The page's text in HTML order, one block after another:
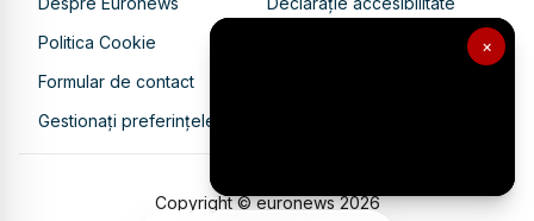
×
Politica Cookie
Politica de confidențialitate
Formular de contact
Gestionați preferințele
Copyright © euronews2026